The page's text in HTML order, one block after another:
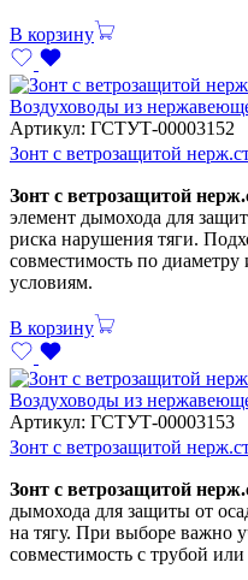
В корзину
Воздуховоды из
Артикул: ГСТУТ-00003152
Зонт с ветрозащитой
Зонт с ветрозащитой
элемент дымохода для
риска нарушения тяги.
совместимость по
условиям.
В корзину
Воздуховоды из
Артикул: ГСТУТ-00003153
Зонт с ветрозащитой
Зонт с ветрозащитой
дымохода для защиты от
на тягу. При выборе важно
совместимость с трубой